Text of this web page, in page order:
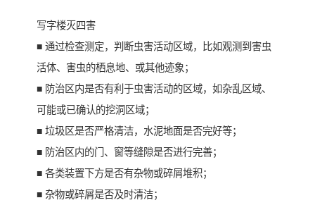
写字楼灭四害
■ 通过检查测定，判断虫害活动区域，比如观测到害虫
活体、害虫的栖息地、或其他迹象；
■ 防治区内是否有利于虫害活动的区域，如杂乱区域、
可能或已确认的挖洞区域；
■ 垃圾区是否严格清洁，水泥地面是否完好等；
■ 防治区内的门、窗等缝隙是否进行完善；
■ 各类装置下方是否有杂物或碎屑堆积；
■ 杂物或碎屑是否及时清洁；